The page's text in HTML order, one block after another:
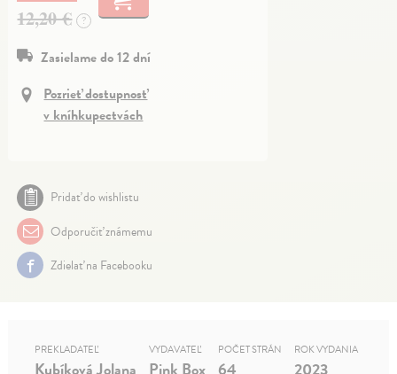
12,20 €
?
Zasielame do 12 dní
Pozrieť dostupnosť
v kníhkupectvách
Pridať do wishlistu
Odporučiť známemu
Zdielať na Facebooku
PREKLADATEĽ
Kubíková Jolana
VYDAVATEĽ
Pink Box
POČET STRÁN
64
ROK VYDANIA
2023